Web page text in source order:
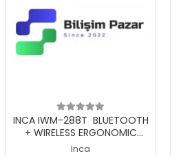
Sepete Ekle
INCA IWM-288T BLUETOOTH
+ WIRELESS ERGONOMIC
DESIGN SILENT MOUSE
Inca